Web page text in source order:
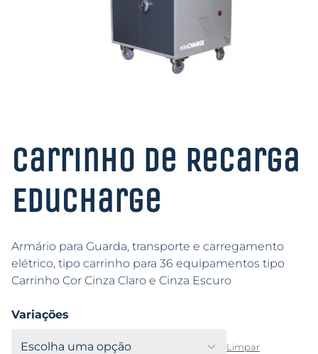
Carrinho de Recarga
Educharge
Armário para Guarda, transporte e carregamento
elétrico, tipo carrinho para 36 equipamentos tipo
Carrinho Cor Cinza Claro e Cinza Escuro
Variações
Limpar